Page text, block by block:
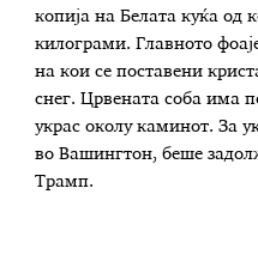
копија на Белата куќа од
килограми. Главното
на кои се поставени
снег. Црвената соба има
украс околу каминот. За
во Вашингтон, беше
Трамп.